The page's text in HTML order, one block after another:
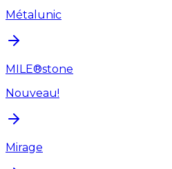
Métalunic
MILE®stone
Nouveau!
Mirage